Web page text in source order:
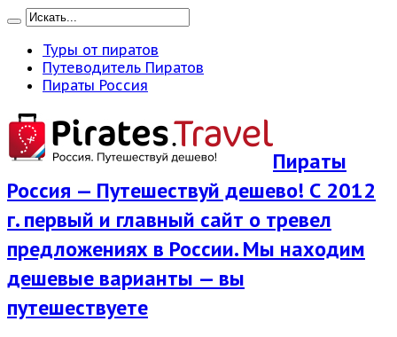
Туры от пиратов
Путеводитель Пиратов
Пираты Россия
Пираты
Россия — Путешествуй дешево! С 2012
г. первый и главный сайт о тревел
предложениях в России. Мы находим
дешевые варианты — вы
путешествуете